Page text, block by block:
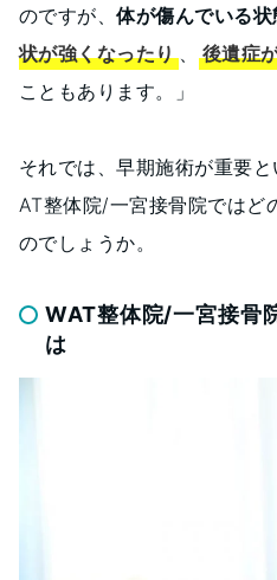
のですが、体が傷んでいる状
状が強くなったり 、
後遺症
こともあります。」
それでは、早期施術が重要
AT整体院/一宮接骨院ではど
のでしょうか。
WAT整体院/一宮接骨
は